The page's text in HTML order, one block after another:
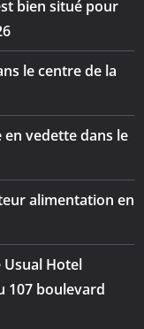
bien situé pour
le centre de la
en vedette dans le
alimentation en
Usual Hotel
107 boulevard